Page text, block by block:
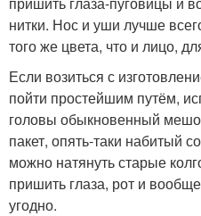
нитки. Нос и уши лучше
того же цвета, что и лицо,
Если возиться с
пойти простейшим путём,
головы обыкновенный
пакет, опять-таки набитый
можно натянуть старые
пришить глаза, рот и
угодно.